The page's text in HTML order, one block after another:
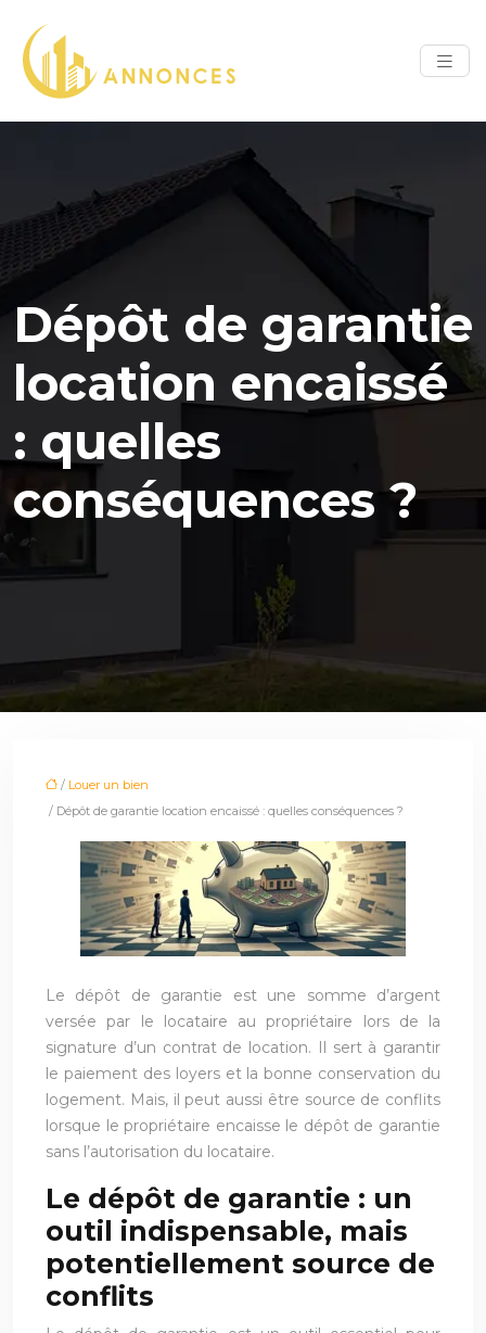
Dépôt de garantie
location encaissé
: quelles
conséquences ?
/ Louer un bien
/ Dépôt de garantie location encaissé : quelles conséquences ?
Le dépôt de garantie est une somme d’argent
versée par le locataire au propriétaire lors de la
signature d’un contrat de location. Il sert à garantir
le paiement des loyers et la bonne conservation du
logement. Mais, il peut aussi être source de conflits
lorsque le propriétaire encaisse le dépôt de garantie
sans l’autorisation du locataire.
Le dépôt de garantie : un
outil indispensable, mais
potentiellement source de
conflits